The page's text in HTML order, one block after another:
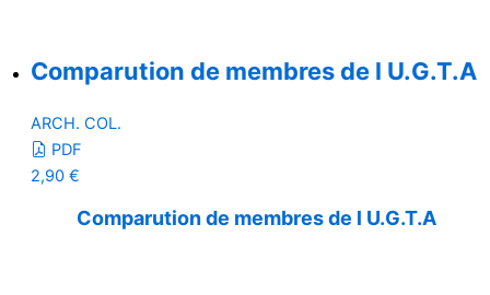
Comparution de membres de l U.G.T.A
ARCH. COL.
PDF
2,90 €
Comparution de membres de l U.G.T.A